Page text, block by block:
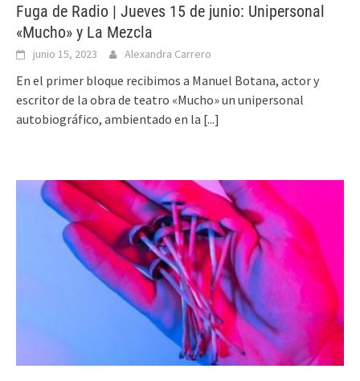
Fuga de Radio | Jueves 15 de junio: Unipersonal
«Mucho» y La Mezcla
junio 15, 2023 Alexandra Carrero
En el primer bloque recibimos a Manuel Botana, actor y
escritor de la obra de teatro «Mucho» un unipersonal
autobiográfico, ambientado en la [...]